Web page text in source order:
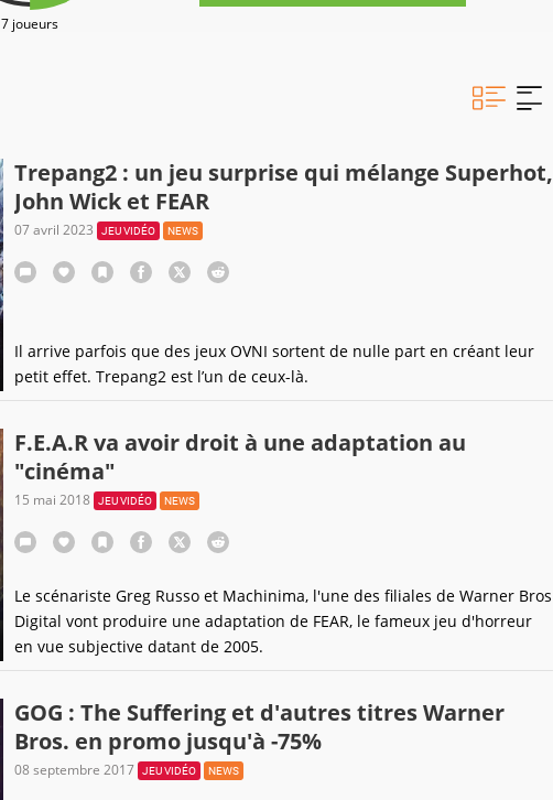
7 joueurs
Trepang2 : un jeu surprise qui mélange Superhot,
John Wick et FEAR
07 avril 2023 JEU VIDÉO NEWS
Il arrive parfois que des jeux OVNI sortent de nulle part en créant leur
petit effet. Trepang2 est l’un de ceux-là.
F.E.A.R va avoir droit à une adaptation au
"cinéma"
15 mai 2018 JEU VIDÉO NEWS
Le scénariste Greg Russo et Machinima, l'une des filiales de Warner Bros
Digital vont produire une adaptation de FEAR, le fameux jeu d'horreur
en vue subjective datant de 2005.
GOG : The Suffering et d'autres titres Warner
Bros. en promo jusqu'à -75%
08 septembre 2017 JEU VIDÉO NEWS